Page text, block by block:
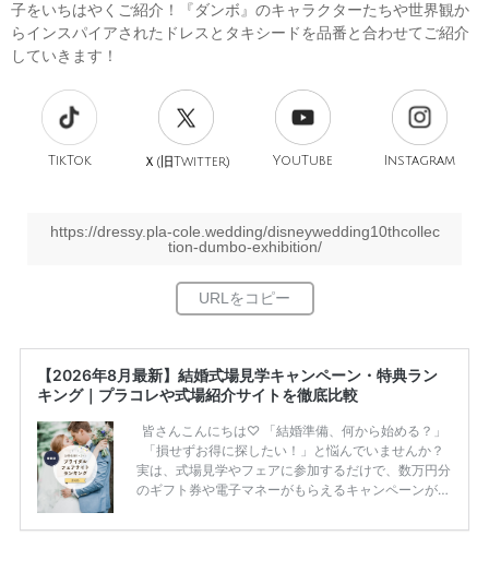
子をいちはやくご紹介！『ダンボ』のキャラクターたちや世界観か
らインスパイアされたドレスとタキシードを品番と合わせてご紹介
していきます！
TikTok Ｘ(旧Twitter) YouTube Instagram
https://dressy.pla-cole.wedding/disneywedding10thcollec
tion-dumbo-exhibition/
【2026年8月最新】結婚式場見学キャンペーン・特典ラン
キング｜プラコレや式場紹介サイトを徹底比較
皆さんこんにちは♡ 「結婚準備、何から始める？」
「損せずお得に探したい！」と悩んでいませんか？
実は、式場見学やフェアに参加するだけで、数万円分
のギフト券や電子マネーがもらえるキャンペーンがあ
ため、比較せずに選ぶと損をしてしまうことも……。